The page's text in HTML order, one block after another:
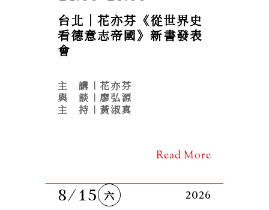
台北｜花亦芬《從世界史
看德意志帝國》新書發表
會
主　講︱花亦芬
與　談︱廖弘源
主　持︱黃淑真
Read More
8/15 六 2026